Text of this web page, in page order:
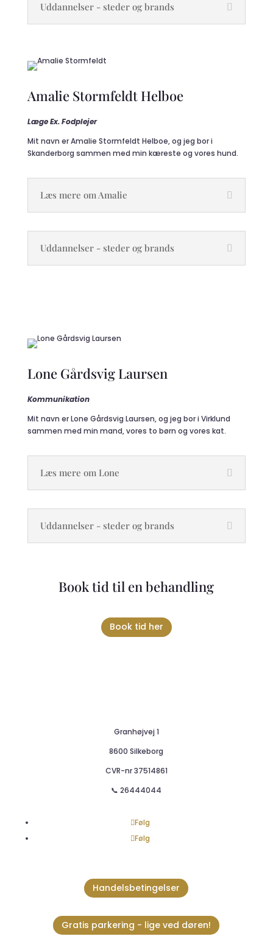
Uddannelser - steder og brands
Amalie Stormfeldt Helboe
Læge Ex. Fodplejer
Mit navn erAmalie Stormfeldt Helboe, og jeg bor i
Skanderborg sammen med min kæreste og vores hund.
Læs mere om Amalie
Uddannelser - steder og brands
Lone Gårdsvig Laursen
Kommunikation
Mit navn er Lone Gårdsvig Laursen, og jeg bor i Virklund
sammen med min mand, vores to børn og vores kat.
Læs mere om Lone
Uddannelser - steder og brands
Book tid til en behandling
Book tid her
Granhøjvej 1
8600 Silkeborg
CVR-nr37514861
📞 26444044
Følg
Følg
Handelsbetingelser
Gratis parkering - lige ved døren!